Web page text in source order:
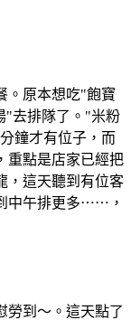
。原本想吃"飽寶
"去排隊了。"米粉
鐘才有位子，而
重點是店家已經把
，這天聽到有位客
中午排更多⋯⋯，
勞到～。這天點了